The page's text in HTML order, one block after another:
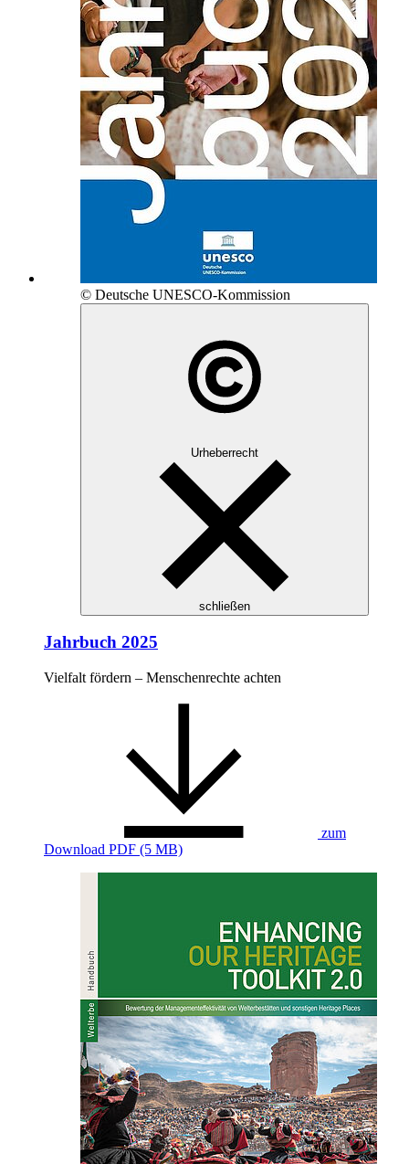
© Deutsche UNESCO-Kommission
Urheberrecht
schließen
Jahrbuch 2025
Vielfalt fördern – Menschenrechte achten
zum
Download PDF (5 MB)